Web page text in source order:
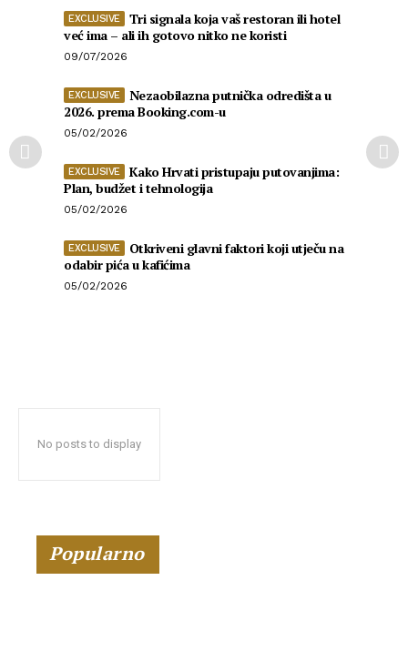
Tri signala koja vaš restoran ili hotel
već ima – ali ih gotovo nitko ne koristi
09/07/2026
Nezaobilazna putnička odredišta u
2026. prema Booking.com-u
05/02/2026
Kako Hrvati pristupaju putovanjima:
Plan, budžet i tehnologija
05/02/2026
Otkriveni glavni faktori koji utječu na
odabir pića u kafićima
05/02/2026
No posts to display
Popularno